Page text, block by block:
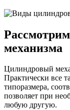
механизма
Цилиндровый
Практически все
типоразмера,
позволяет при
любую другую.